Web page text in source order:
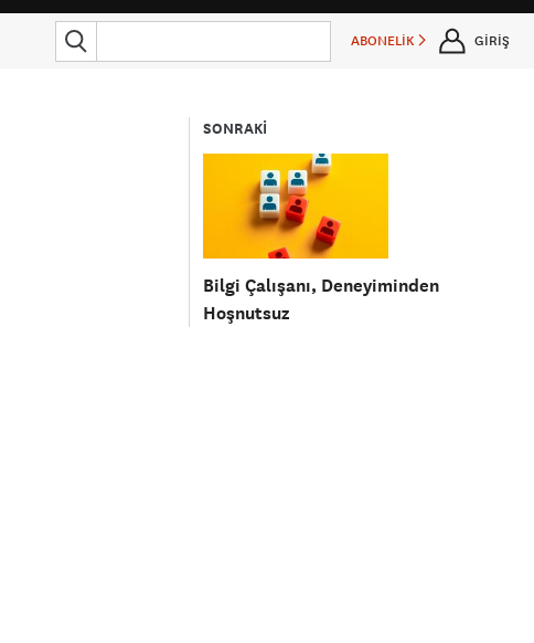
ABONELİK GİRİŞ
SONRAKİ
Bilgi Çalışanı, Deneyiminden
Hoşnutsuz